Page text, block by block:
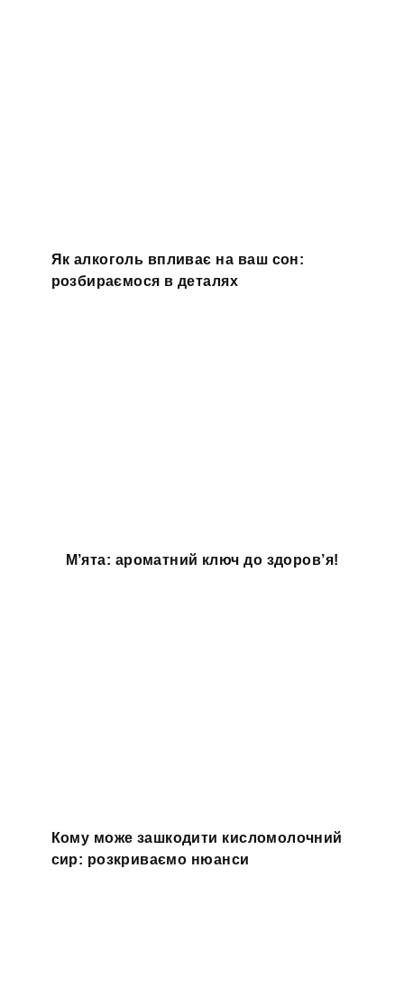
Як алкоголь впливає на ваш сон:
розбираємося в деталях
М’ята: ароматний ключ до здоров’я!
Кому може зашкодити кисломолочний
сир: розкриваємо нюанси